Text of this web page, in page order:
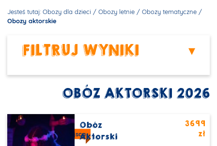
Jesteś tutaj: Obozy dla dzieci / Obozy letnie / Obozy tematyczne /
Obozy aktorskie
FILTRUJ WYNIKI ▾
OBÓZ AKTORSKI 2026
Ostatnie wolne miejsca
Obóz
Aktorski
3699
zł